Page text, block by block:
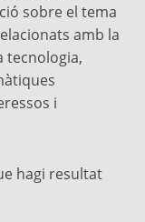
sobre el tema
amb la
tecnologia,
i
hagi resultat